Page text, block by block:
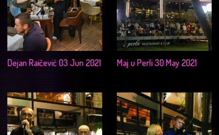
Dejan Raičević 03 Jun 2021 Maj u Perli 30 May 2021